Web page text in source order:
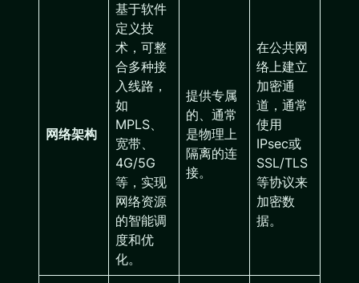
网络架构
基于软件
定义技
术，可整
合多种接
入线路，
如
MPLS、
宽带、
4G/5G
等，实现
网络资源
的智能调
度和优
化。
提供专属
的、通常
是物理上
隔离的连
接。
在公共网
络上建立
加密通
道，通常
使用
IPsec或
SSL/TLS
等协议来
加密数
据。